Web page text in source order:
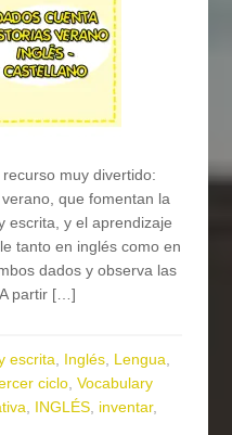
muy divertido:
que fomentan la
escrita, y el aprendizaje
tanto en inglés como en
dados y observa las
partir […]
escrita, Inglés, Lengua,
ciclo,Vocabulary
, INGLÉS, inventar,